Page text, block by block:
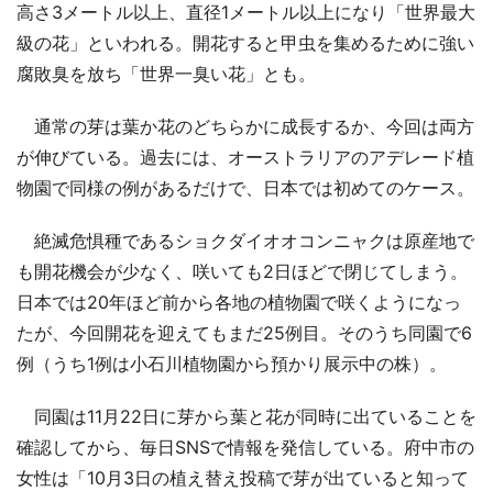
高さ3メートル以上、直径1メートル以上になり「世界最大
級の花」といわれる。開花すると甲虫を集めるために強い
腐敗臭を放ち「世界一臭い花」とも。
通常の芽は葉か花のどちらかに成長するか、今回は両方
が伸びている。過去には、オーストラリアのアデレード植
物園で同様の例があるだけで、日本では初めてのケース。
絶滅危惧種であるショクダイオオコンニャクは原産地で
も開花機会が少なく、咲いても2日ほどで閉じてしまう。
日本では20年ほど前から各地の植物園で咲くようになっ
たが、今回開花を迎えてもまだ25例目。そのうち同園で6
例（うち1例は小石川植物園から預かり展示中の株）。
同園は11月22日に芽から葉と花が同時に出ていることを
確認してから、毎日SNSで情報を発信している。府中市の
女性は「10月3日の植え替え投稿で芽が出ていると知って